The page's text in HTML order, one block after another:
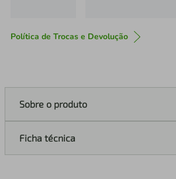
Política de Trocas e Devolução
Sobre o produto
Ficha técnica